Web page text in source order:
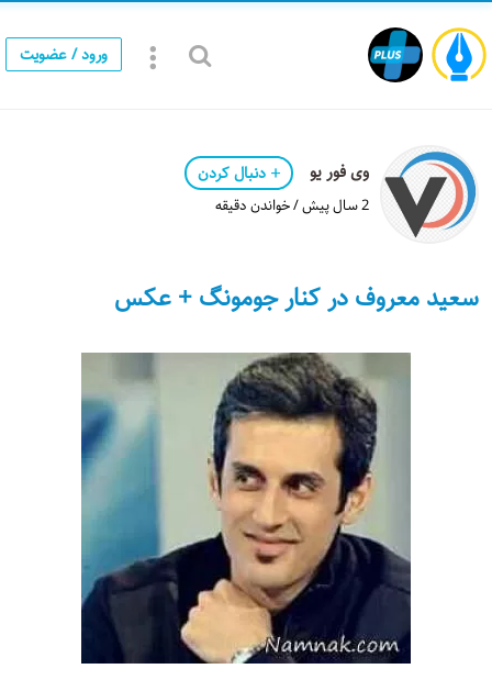
ورود / عضویت
وی فور یو دنبال کردن
2 سال پیش / خواندن دقیقه
سعید معروف در کنار جومونگ + عکس